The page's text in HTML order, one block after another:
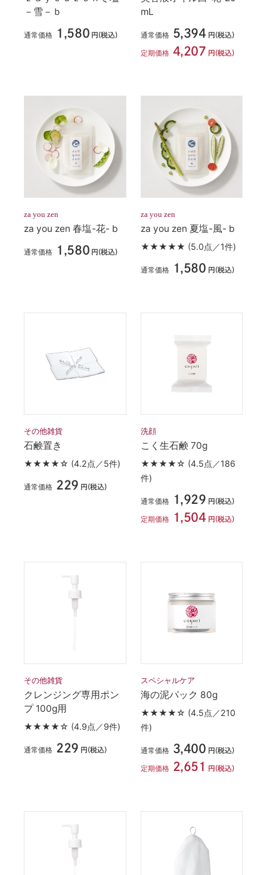
－雪－ｂ
通常価格 1,580 円(税込)
mL
通常価格 5,394 円(税込)
定期価格 4,207 円(税込)
za you zen
za you zen 春塩-花- b
通常価格 1,580 円(税込)
za you zen
za you zen 夏塩-風- b
★★★★★ (5.0点／1件)
通常価格 1,580 円(税込)
その他雑貨
石鹸置き
★★★★☆ (4.2点／5件)
通常価格 229 円(税込)
洗顔
こく生石鹸 70g
★★★★☆ (4.5点／186
件)
通常価格 1,929 円(税込)
定期価格 1,504 円(税込)
その他雑貨
クレンジング専用ポン
プ 100g用
★★★★☆ (4.9点／9件)
通常価格 229 円(税込)
スペシャルケア
海の泥パック 80g
★★★★☆ (4.5点／210
件)
通常価格 3,400 円(税込)
定期価格 2,651 円(税込)